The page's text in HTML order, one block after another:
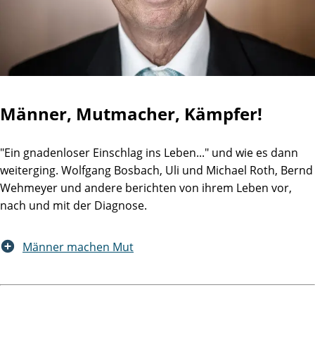
Männer, Mutmacher, Kämpfer!
"Ein gnadenloser Einschlag ins Leben..." und wie es dann
weiterging. Wolfgang Bosbach, Uli und Michael Roth, Bernd
Wehmeyer und andere berichten von ihrem Leben vor,
nach und mit der Diagnose.
Männer machen Mut